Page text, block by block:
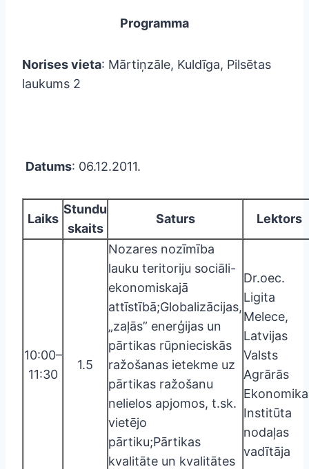
Programma
Norises vieta: Mārtiņzāle, Kuldīga, Pilsētas
laukums 2
Datums: 06.12.2011.
Laiks
Stundu
skaits
Saturs Lektors
10:00–
11:30
1.5
Nozares nozīmība
lauku teritoriju sociāli-
ekonomiskajā
attīstībā;Globalizācijas,
„zaļās” enerģijas un
pārtikas rūpnieciskās
ražošanas ietekme uz
pārtikas ražošanu
nelielos apjomos, t.sk.
vietējo
pārtiku;Pārtikas
kvalitāte un kvalitātes
Dr.oec.
Ligita
Melece,
Latvijas
Valsts
Agrārās
Institūta
nodaļas
vadītāja